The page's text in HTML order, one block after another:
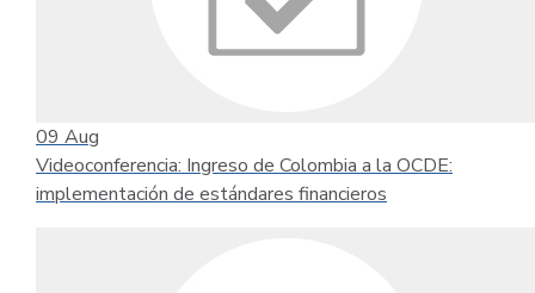
09 Aug
Videoconferencia: Ingreso de Colombia a la OCDE:
implementación de estándares financieros